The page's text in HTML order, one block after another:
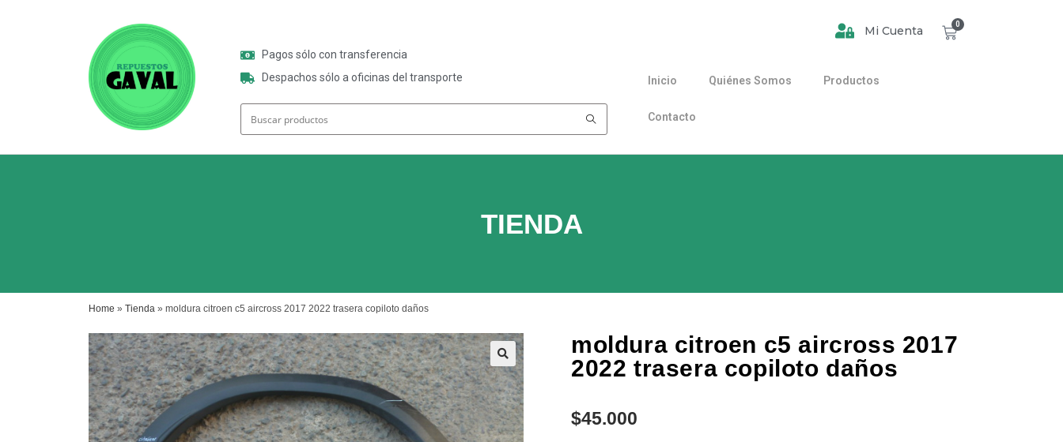
Pagos sólo con transferencia
Despachos sólo a oficinas del transporte
Mi Cuenta 0
Inicio Quiénes Somos Productos
Contacto
TIENDA
Home » Tienda » moldura citroen c5 aircross 2017 2022 trasera copiloto daños
moldura citroen c5 aircross 2017
2022 trasera copiloto daños
$45.000